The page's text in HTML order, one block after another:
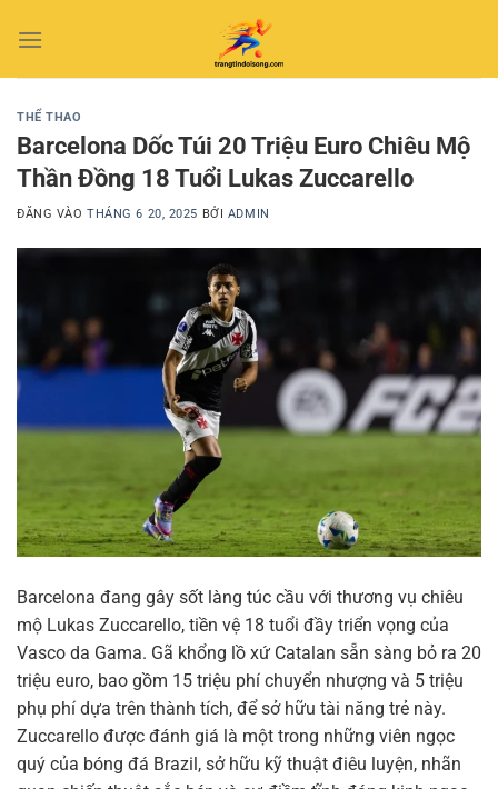
qua
THỂ THAO
Barcelona Dốc Túi 20 Triệu Euro Chiêu Mộ
Thần Đồng 18 Tuổi Lukas Zuccarello
ĐĂNG VÀOTHÁNG 6 20, 2025 BỞI ADMIN
Barcelona đang gây sốt làng túc cầu với thương vụ chiêu
mộ Lukas Zuccarello, tiền vệ 18 tuổi đầy triển vọng của
Vasco da Gama. Gã khổng lồ xứ Catalan sẵn sàng bỏ ra 20
triệu euro, bao gồm 15 triệu phí chuyển nhượng và 5 triệu
phụ phí dựa trên thành tích, để sở hữu tài năng trẻ này.
Zuccarello được đánh giá là một trong những viên ngọc
quý của bóng đá Brazil, sở hữu kỹ thuật điêu luyện, nhãn